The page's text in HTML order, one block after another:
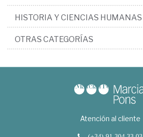
HISTORIA Y CIENCIAS HUMANAS
OTRAS CATEGORÍAS
Atención al cliente